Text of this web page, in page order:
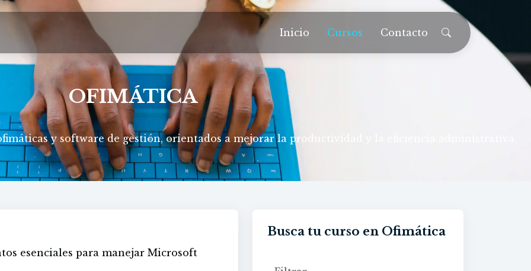
Inicio Cursos Contacto
OFIMÁTICA
y software de gestión, orientados a mejorar la productividad y la eficiencia administrativa.
esenciales para manejar Microsoft
Busca tu curso en Ofimática